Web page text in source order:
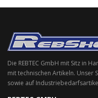
Die REBTEC GmbH mit Sitz in
mit technischen Artikeln. Unser
sowie auf